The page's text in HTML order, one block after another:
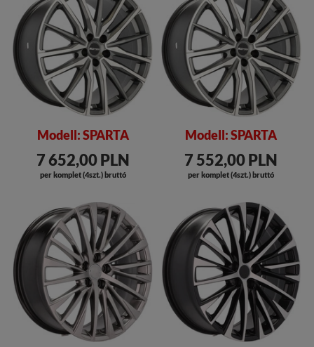
Modell: SPARTA
7 652,00 PLN
per komplet (4szt.) bruttó
Modell: SPARTA
7 552,00 PLN
per komplet (4szt.) bruttó